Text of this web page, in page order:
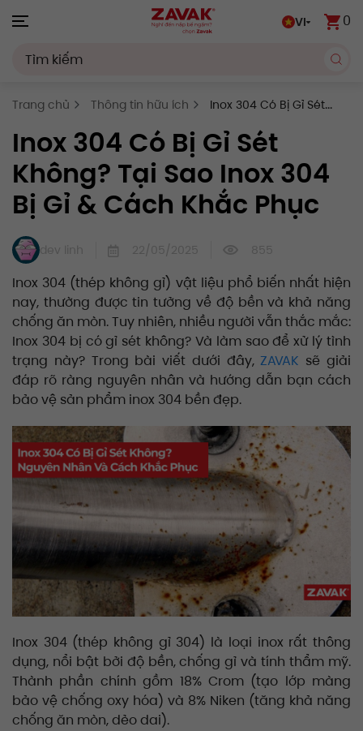
VI 0
Trang chủ Thông tin hữu ích
Inox 304 Có Bị Gỉ Sét
Inox 304 Có Bị Gỉ Sét
Không? Tại Sao Inox 304
Bị Gỉ & Cách Khắc Phục
dev linh 22/05/2025 855
Inox 304 (thép không gỉ) vật liệu phổ biến nhất hiện
nay, thường được tin tưởng về độ bền và khả năng
chống ăn mòn. Tuy nhiên, nhiều người vẫn thắc mắc:
Inox 304 bị có gỉ sét không? Và làm sao để xử lý tình
trạng này? Trong bài viết dưới đây,ZAVAK sẽ giải
đáp rõ ràng nguyên nhân và hướng dẫn bạn cách
bảo vệ sản phẩm inox 304 bền đẹp.
Inox 304 (thép không gỉ 304) là loại inox rất thông
dụng, nổi bật bởi độ bền, chống gỉ và tính thẩm mỹ.
Thành phần chính gồm 18% Crom (tạo lớp màng
bảo vệ chống oxy hóa) và 8% Niken (tăng khả năng
chống ăn mòn, dẻo dai).